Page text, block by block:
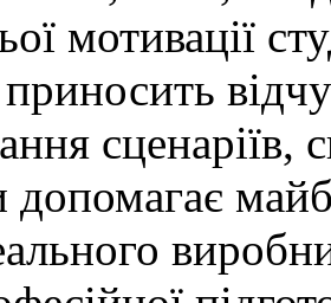
мотивації
приносить
сценаріїв,
допомагає